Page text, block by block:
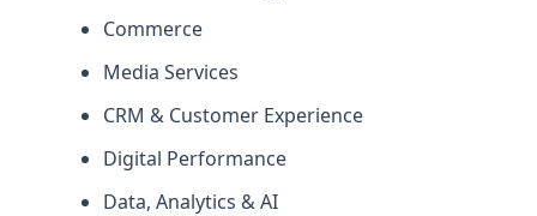
Commerce
Media Services
CRM & Customer Experience
Digital Performance
Data, Analytics & AI